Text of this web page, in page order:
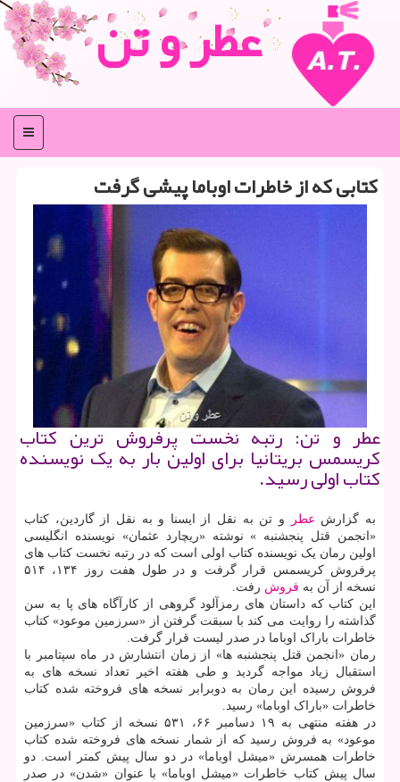
عطر و تن
منو
كتابی كه از خاطرات اوباما پیشی گرفت
عطر و تن: رتبه نخست پرفروش ترین کتاب
کریسمس بریتانیا برای اولین بار به یک نویسنده
کتاب اولی رسید.
به گزارش عطر
و تن به نقل از ایسنا و به نقل از گاردین، کتاب
«انجمن قتل پنجشنبه » نوشته «ریچارد عثمان» نویسنده انگلیسی
اولین رمان یک نویسنده کتاب اولی است که در رتبه نخست کتاب های
پرفروش کریسمس قرار گرفت و در طول هفت روز ۱۳۴، ۵۱۴
نسخه از آن به فروش رفت.
این کتاب که داستان های رمزآلود گروهی از کارآگاه های پا به سن
گذاشته را روایت می کند با سبقت گرفتن از «سرزمین موعود» کتاب
خاطرات باراک اوباما در صدر لیست قرار گرفت.
رمان «انجمن قتل پنجشنبه ها» از زمان انتشارش در ماه سپتامبر با
استقبال زیاد مواجه گردید و طی هفته اخیر تعداد نسخه های به
فروش رسیده این رمان به دوبرابر نسخه های فروخته شده کتاب
خاطرات «باراک اوباما» رسید.
در هفته منتهی به ۱۹ دسامبر ۶۶، ۵۳۱ نسخه از کتاب «سرزمین
موعود» به فروش رسید که از شمار نسخه های فروخته شده کتاب
خاطرات همسرش «میشل اوباما» در دو سال پیش کمتر است. دو
سال پیش کتاب خاطرات «میشل اوباما» با عنوان «شدن» در صدر